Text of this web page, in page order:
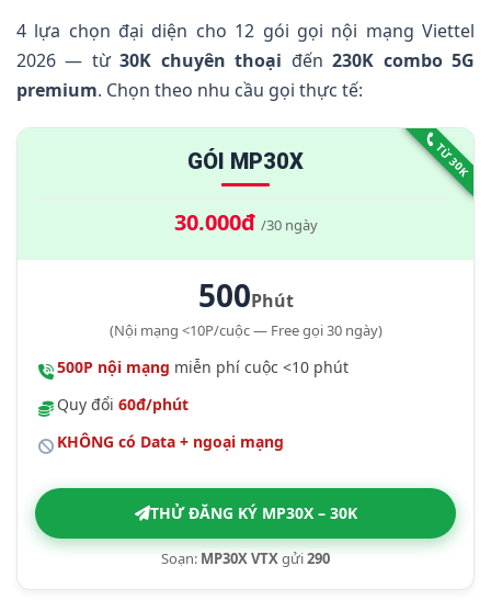
4.
Cước Gọi Nội Mạng Viettel Bao Nhiêu Tiền 1
Nhóm Gói Combo Data + Thoại (120-230K)
Lưu Ý Chi Tiết Giới Hạn Ưu Đãi
Hướng Dẫn Đăng Ký Qua SMS 290
11. Câu Hỏi Thường Gặp
12. Kết Luận
4 lựa chọn đại diện cho 12 gói gọi nội mạng Viettel
2026 — từ30K chuyên thoại đến230K combo 5G
premium. Chọn theo nhu cầu gọi thực tế:
TỪ 30K
GÓI MP30X
30.000đ /30 ngày
500Phút
(Nội mạng <10P/cuộc — Free gọi 30 ngày)
500P nội mạng miễn phí cuộc <10 phút
Quy đổi 60đ/phút
KHÔNG có Data + ngoại mạng
THỬ ĐĂNG KÝ MP30X – 30K
Soạn: MP30X VTXgửi290